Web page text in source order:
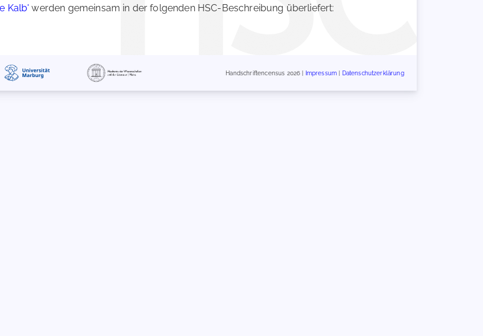
Kalb' werden gemeinsam in der folgenden HSC-Beschreibung überliefert:
Handschriftencensus 2026 | Impressum Datenschutzerklärung